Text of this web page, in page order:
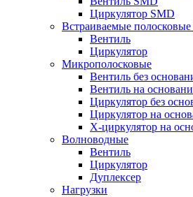
Циркулятор SMD
Встраиваемые
Вентиль
Циркулятор
Микрополосковые
Вентиль без
Вентиль на
Циркулятор без
Циркулятор на
Х-циркулятор на
Волноводные
Вентиль
Циркулятор
Дуплексер
Нагрузки